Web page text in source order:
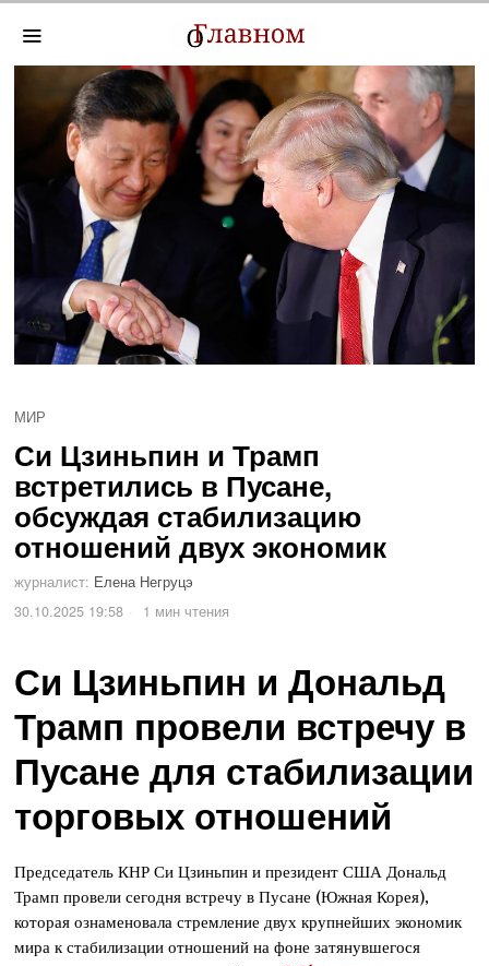
МИР
Си Цзиньпин и Трамп
встретились в Пусане,
обсуждая стабилизацию
отношений двух экономик
журналист: Елена Негруцэ
30.10.2025 19:58
1 мин чтения
Си Цзиньпин и Дональд
Трамп провели встречу в
Пусане для стабилизации
торговых отношений
Председатель КНР Си Цзиньпин и президент США Дональд
Трамп провели сегодня встречу в Пусане (Южная Корея),
которая ознаменовала стремление двух крупнейших экономик
мира к стабилизации отношений на фоне затянувшегося